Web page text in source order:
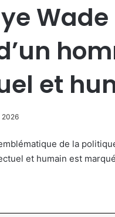
Wade
et
2026
de la
et humain est